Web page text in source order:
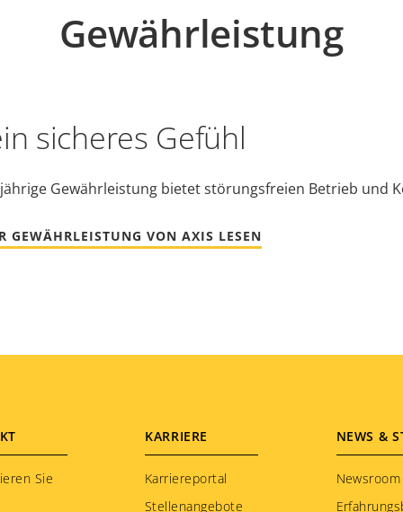
Gewährleistung
sicheres Gefühl
Gewährleistung bietet störungsfreien Betrieb und
GEWÄHRLEISTUNG VON AXIS LESEN
Sie
KARRIERE
Karriereportal
Stellenangebote
NEWS &
Newsroom